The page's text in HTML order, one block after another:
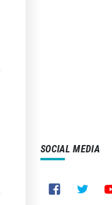
SOCIAL MEDIA